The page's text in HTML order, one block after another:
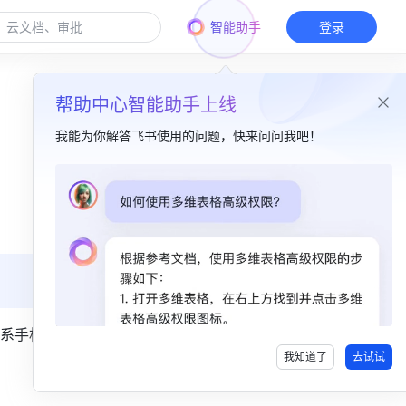
智能助手
帮助中心智能助手上线
我能为你解答飞书使用的问题，快来问问我吧！
我知道了 去试试
登录
手机
本篇目录
二、操作流程​
三、常见问题​